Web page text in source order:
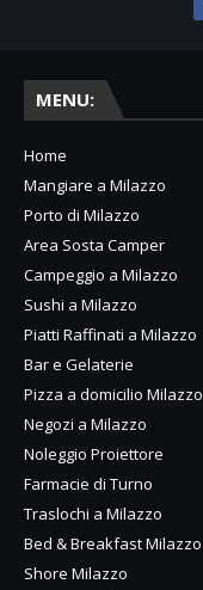
MENU:
Home
Mangiare a Milazzo
Porto di Milazzo
Area Sosta Camper
Campeggio a Milazzo
Sushi a Milazzo
Piatti Raffinati a Milazzo
Bar e Gelaterie
Pizza a domicilio Milazzo
Negozi a Milazzo
Noleggio Proiettore
Farmacie di Turno
Traslochi a Milazzo
Bed & Breakfast Milazzo
Shore Milazzo